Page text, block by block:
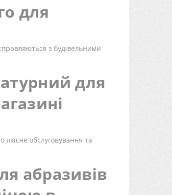
для
з будівельними
для
якісне обслуговування та
абразивів